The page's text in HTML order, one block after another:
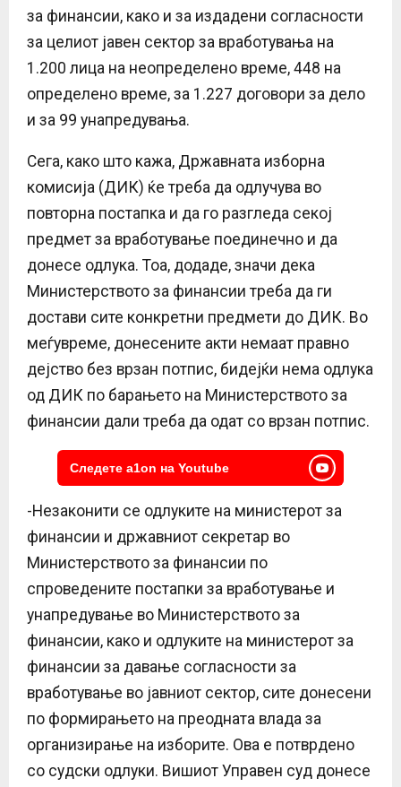
за финансии, како и за издадени согласности
за целиот јавен сектор за вработувања на
1.200 лица на неопределено време, 448 на
определено време, за 1.227 договори за дело
и за 99 унапредувања.
Сега, како што кажа, Државната изборна
комисија (ДИК) ќе треба да одлучува во
повторна постапка и да го разгледа секој
предмет за вработување поединечно и да
донесе одлука. Тоа, додаде, значи дека
Министерството за финансии треба да ги
достави сите конкретни предмети до ДИК. Во
меѓувреме, донесените акти немаат правно
дејство без врзан потпис, бидејќи нема одлука
од ДИК по барањето на Министерството за
финансии дали треба да одат со врзан потпис.
Следете a1on на Youtube
-Незаконити се одлуките на министерот за
финансии и државниот секретар во
Министерството за финансии по
спроведените постапки за вработување и
унапредување во Министерството за
финансии, како и одлуките на министерот за
финансии за давање согласности за
вработување во јавниот сектор, сите донесени
по формирањето на преодната влада за
организирање на изборите. Ова е потврдено
со судски одлуки. Вишиот Управен суд донесе